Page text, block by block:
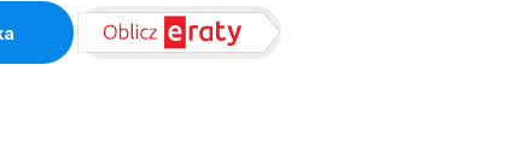
quantity